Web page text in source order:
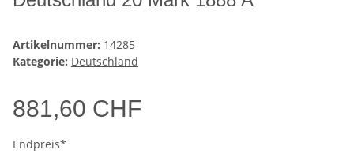
Artikelnummer: 14285
Kategorie: Deutschland
881,60 CHF
Endpreis*